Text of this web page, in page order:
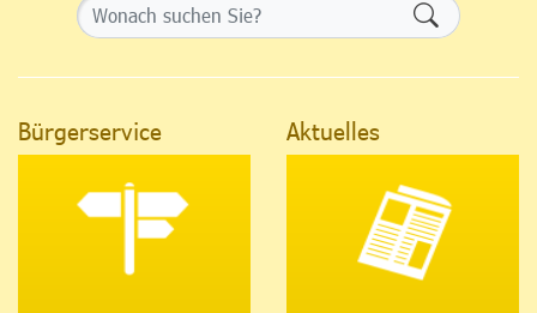
Bürgerservice Aktuelles